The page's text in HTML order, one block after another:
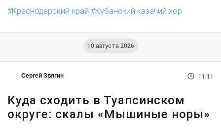
Краснодарский край
Кубанский казачий хор
10 августа 2026
Сергей Звягин 11:11
Куда сходить в Туапсинском
округе: скалы «Мышиные норы»